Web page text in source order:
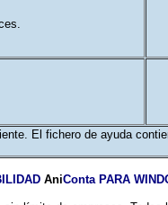
El fichero de ayuda
AniContaPARA